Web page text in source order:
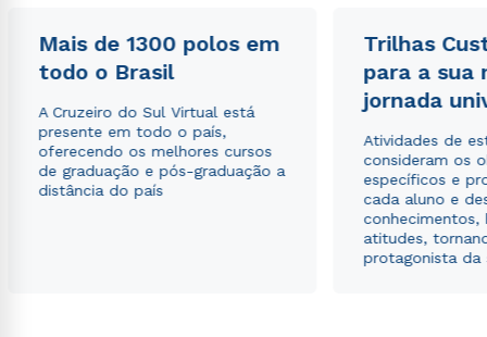
Mais de 1300 polos em
todo o Brasil
A Cruzeiro do Sul Virtual está
presente em todo o país,
oferecendo os melhores cursos
de graduação e pós-graduação a
distância do país
Trilhas
para a sua
jornada
Atividades de
consideram os
específicos e
cada aluno e
conhecimentos,
atitudes,
protagonista da
Política de Privacidade.e
autorizo que meus dados sejam utilizados para o